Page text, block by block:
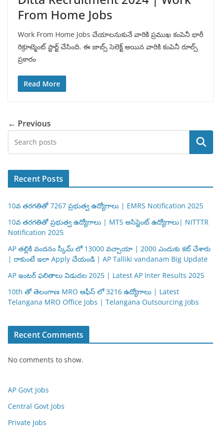
From Home Jobs
Work From Home Jobs చేయాలనుకునే వారికి ప్రముఖ కంపెనీ భారీ
రిక్రూట్మెంట్ స్టార్ట్ చేసింది. ఈ జాబ్స్ సెలెక్ట్ అయిన వారికి కంపెనీ రూల్స్
ప్రకారం
Read More
← Previous
Search
Recent Posts
10వ తరగతితో 7267 ప్రభుత్వ ఉద్యోగాలు | EMRS Notification 2025
10వ తరగతితో ప్రభుత్వ ఉద్యోగాలు | MTS అసిస్టెంట్ ఉద్యోగాలు| NITTTR
Notification 2025
AP తల్లికి వందనం స్కీమ్ లో 13000 వచ్చాయా | 2000 ఎందుకు కట్ చేశారు
| రాకుంటే ఇలా Apply చేయండి | AP Talliki vandanam Big Update
AP ఇంటర్ ఫలితాలు విడుదల 2025 | Latest AP Inter Results 2025
10th తో తెలంగాణ MRO ఆఫీస్ లో 3216 ఉద్యోగాలు | Latest
Telangana MRO Office Jobs | Telangana Outsourcing Jobs
Recent Comments
No comments to show.
AP Govt Jobs
Central Govt Jobs
Private Jobs